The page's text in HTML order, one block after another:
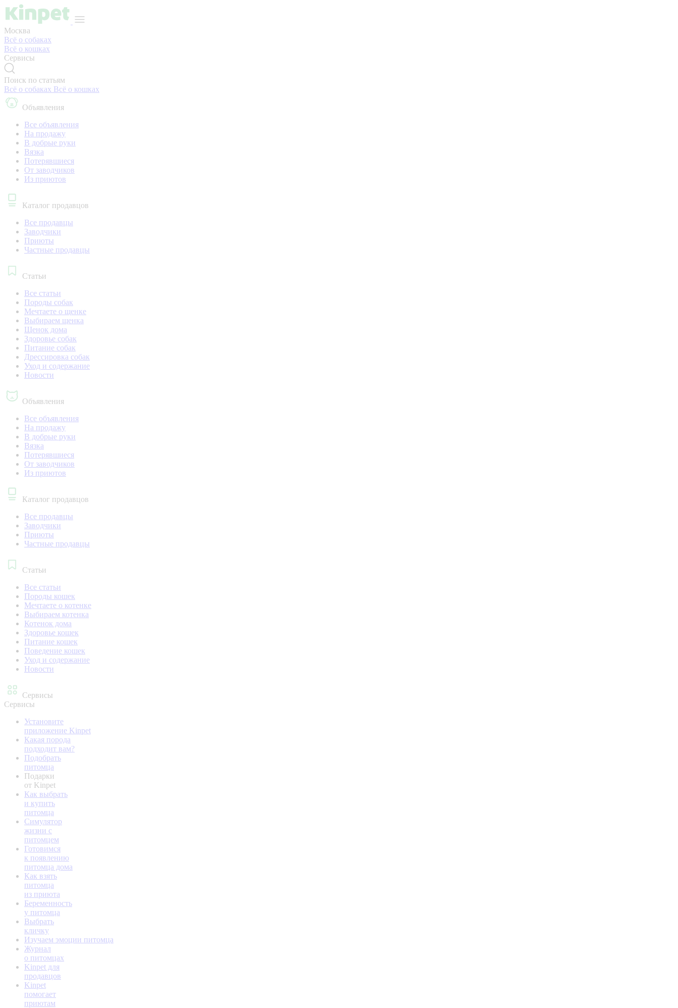
Москва
Всё о собаках
Всё о кошках
Сервисы
Поиск по статьям
Всё о собаках Всё о кошках
Объявления
Все объявления
На продажу
В добрые руки
Вязка
Потерявшиеся
От заводчиков
Из приютов
Каталог продавцов
Все продавцы
Заводчики
Приюты
Частные продавцы
Статьи
Все статьи
Породы собак
Мечтаете о щенке
Выбираем щенка
Щенок дома
Здоровье собак
Питание собак
Дрессировка собак
Уход и содержание
Новости
Объявления
Все объявления
На продажу
В добрые руки
Вязка
Потерявшиеся
От заводчиков
Из приютов
Каталог продавцов
Все продавцы
Заводчики
Приюты
Частные продавцы
Статьи
Все статьи
Породы кошек
Мечтаете о котенке
Выбираем котенка
Котенок дома
Здоровье кошек
Питание кошек
Поведение кошек
Уход и содержание
Новости
Сервисы
Сервисы
Установите
приложение Kinpet
Какая порода
подходит вам?
Подобрать
питомца
Подарки
от Kinpet
Как выбрать
и купить
питомца
Симулятор
жизни с
питомцем
Готовимся
к появлению
питомца дома
Как взять
питомца
из приюта
Беременность
у питомца
Выбрать
кличку
Изучаем эмоции питомца
Журнал
о питомцах
Kinpet для
продавцов
Kinpet
помогает
приютам